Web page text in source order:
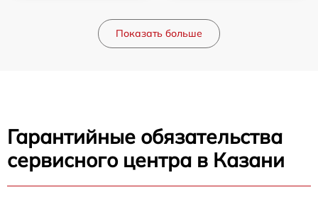
Показать больше
Гарантийные обязательства
сервисного центра в Казани